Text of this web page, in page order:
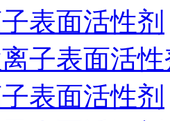
表面活性剂
子表面活
表面活性剂